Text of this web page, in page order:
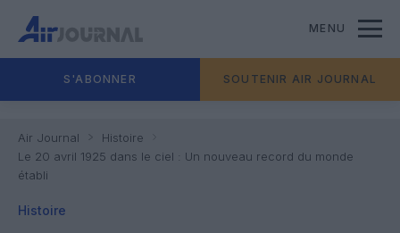
MENU
S'ABONNER SOUTENIR AIR JOURNAL
Air Journal
Histoire
Le 20 avril 1925 dans le ciel : Un nouveau record du monde
établi
Histoire